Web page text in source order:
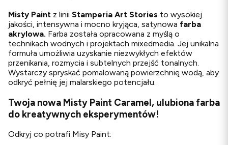
Misty Paint z linii Stamperia Art Stories to wysokiej
jakości, intensywna i mocno kryjąca, satynowa farba
akrylowa. Farba została opracowana z myślą o
technikach wodnych i projektach mixedmedia. Jej unikalna
formuła umożliwia uzyskanie niezwykłych efektów
przenikania, rozmycia i subtelnych przejść tonalnych.
Wystarczy spryskać pomalowaną powierzchnię wodą, aby
odkryć pełnię jej malarskiego potencjału.
Twoja nowa Misty Paint Caramel, ulubiona farba
do kreatywnych eksperymentów!
Odkryj co potrafi Misy Paint: